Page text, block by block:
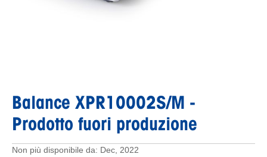
Balance XPR10002S/M -
Prodotto fuori produzione
Non più disponibile da: Dec, 2022